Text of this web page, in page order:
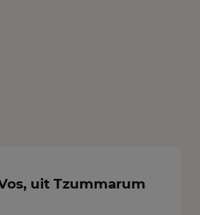
uit Tzummarum